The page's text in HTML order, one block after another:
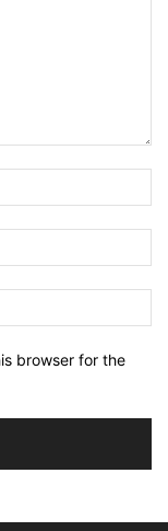
browser for the